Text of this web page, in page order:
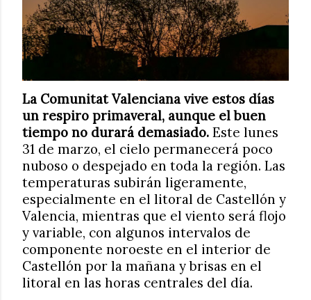
La Comunitat Valenciana vive estos días
un respiro primaveral, aunque el buen
tiempo no durará demasiado. Este lunes
31 de marzo, el cielo permanecerá poco
nuboso o despejado en toda la región. Las
temperaturas subirán ligeramente,
especialmente en el litoral de Castellón y
Valencia, mientras que el viento será flojo
y variable, con algunos intervalos de
componente noroeste en el interior de
Castellón por la mañana y brisas en el
litoral en las horas centrales del día.